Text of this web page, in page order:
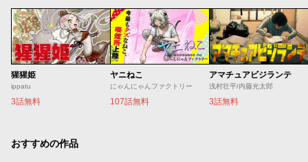
猩猩姫
ippatu
3話無料
ヤニねこ
にゃんにゃんファクトリー
107話無料
アマチュアビジランテ
浅村壮平/内藤光太郎
3話無料
おすすめの作品